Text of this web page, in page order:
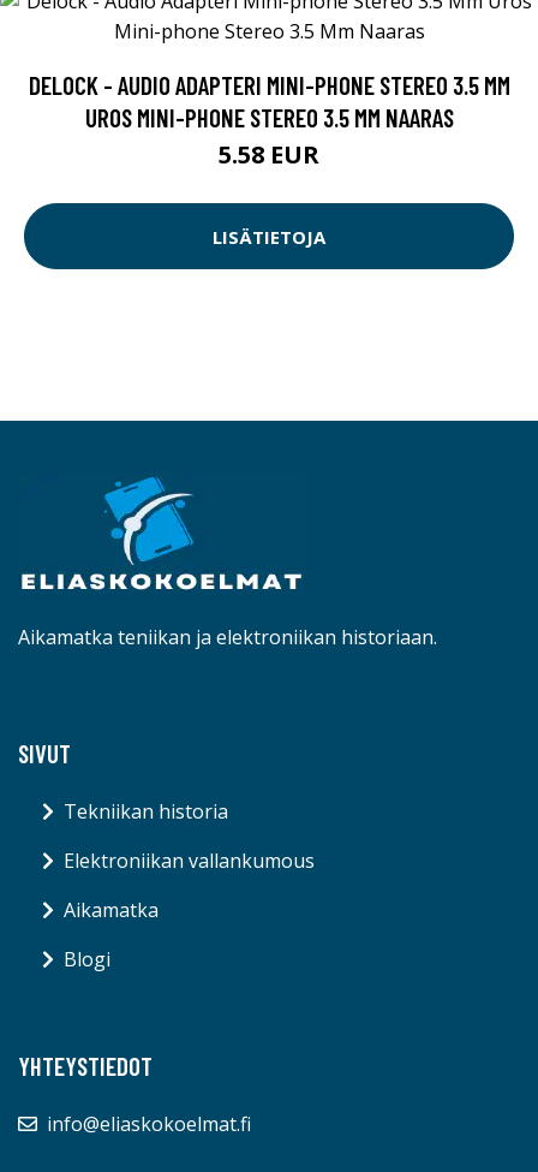
DELOCK - AUDIO ADAPTERI MINI-PHONE STEREO 3.5 MM
UROS MINI-PHONE STEREO 3.5 MM NAARAS
5.58 EUR
LISÄTIETOJA
Aikamatka teniikan ja elektroniikan historiaan.
SIVUT
Tekniikan historia
Elektroniikan vallankumous
Aikamatka
Blogi
YHTEYSTIEDOT
info@eliaskokoelmat.fi